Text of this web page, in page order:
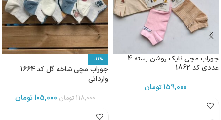
جوراب مچی نایک روشن بسته 4
عددی کد 1862
159,000تومان
-11%
جوراب مچی شاخه گل کد 1664
وارداتی
118,000 تومان 105,000تومان